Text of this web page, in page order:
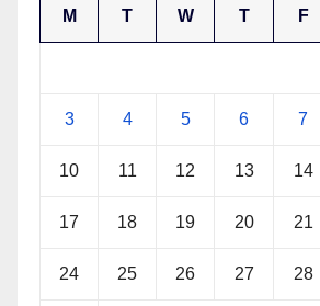
M T W T F
3 4 5 6 7
10 11 12 13 14
17 18 19 20 21
24 25 26 27 28